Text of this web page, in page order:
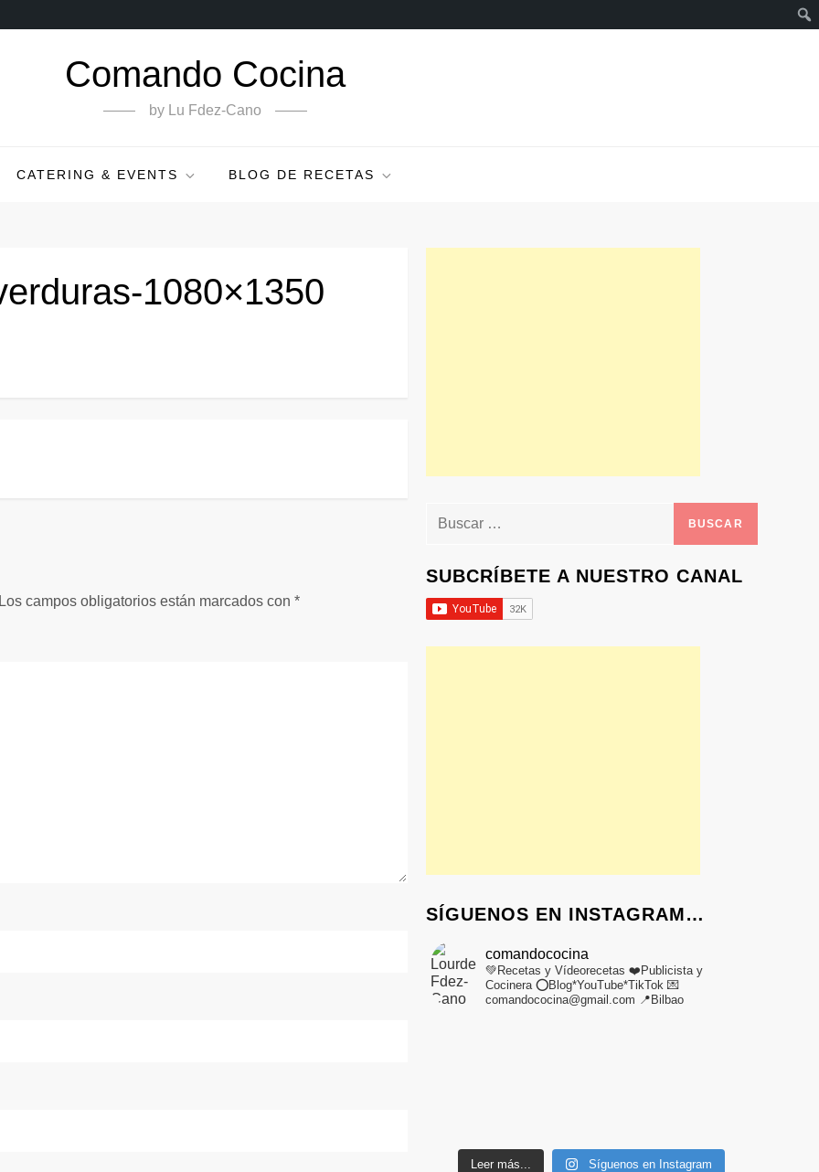
Comando Cocina
by Lu Fdez-Cano
CATERING & EVENTS BLOG DE RECETAS
1080×1350
campos obligatorios están marcados con*
Buscar:
SUBCRÍBETE A NUESTRO CANAL
SÍGUENOS EN INSTAGRAM…
comandococina
💚Recetas y Vídeorecetas ❤️Publicista y
Cocinera⭕Blog*YouTube*TikTok💌
comandococina@gmail.com 📍Bilbao
Leer más... Síguenos en Instagram